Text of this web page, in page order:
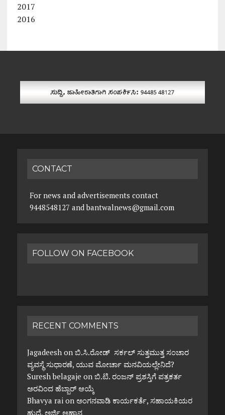
2017
2016
CONTACT
For news and advertisements contact
9448548127 and bantwalnews@gmail.com
FOLLOW ON FACEBOOK
RECENT COMMENTS
Jagadeeshon ಬಿ.ಸಿ.ರೋಡ್ ಸರ್ಕಲ್ ಸುತ್ತಮುತ್ತ ಸಂಚಾರ
ವ್ಯವಸ್ಥೆ ಸುಧಾರಣೆ, ಯುವ ಮೋರ್ಚಾ ಮನವಿಯಲ್ಲೇನಿದೆ?
Suresh belagaje on ಬಿ.ಟಿ. ರಂಜನ್ ಪ್ರಶಸ್ತಿಗೆ ಪತ್ರಕರ್ತ
ಅರವಿಂದ ಹೆಬ್ಬಾರ್ ಆಯ್ಕೆ
Bhavya raion ಅಂಗನವಾಡಿ ಕಾರ್ಯಕರ್ತೆ, ಸಹಾಯಕಿಯರ
ಹುದ್ದೆ, ಅರ್ಜಿ ಆಹ್ವಾನ